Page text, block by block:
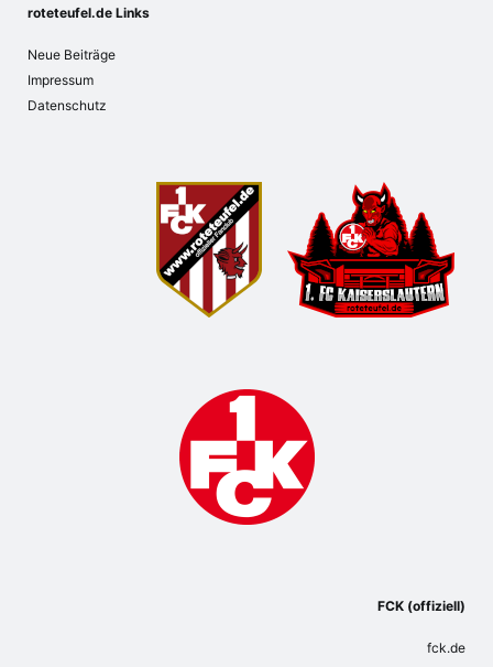
roteteufel.de Links
Neue Beiträge
Impressum
Datenschutz
FCK (offiziell)
fck.de